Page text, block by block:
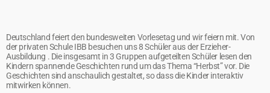
Deutschland feiert den bundesweiten Vorlesetag und wir feiern mit. Von
der privaten Schule IBB besuchen uns 8 Schüler aus der Erzieher-
Ausbildung . Die insgesamt in 3 Gruppen aufgeteilten Schüler lesen den
Kindern spannende Geschichten rund um das Thema “Herbst” vor. Die
Geschichten sind anschaulich gestaltet, so dass die Kinder interaktiv
mitwirken können.